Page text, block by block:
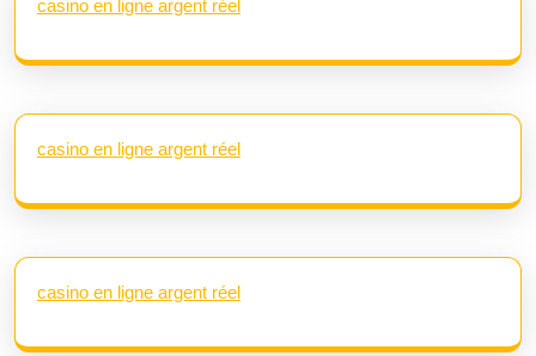
casino en ligne argent réel
casino en ligne argent réel
casino en ligne argent réel